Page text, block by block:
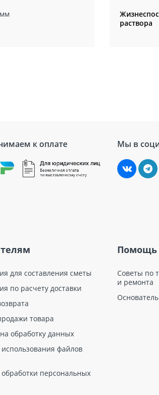
раствора
к оплате Мы в
для составления сметы
по расчету доставки
товара
обработку данных
файлов
персональных
Помощь
Советы по
и ремонта
Основатель